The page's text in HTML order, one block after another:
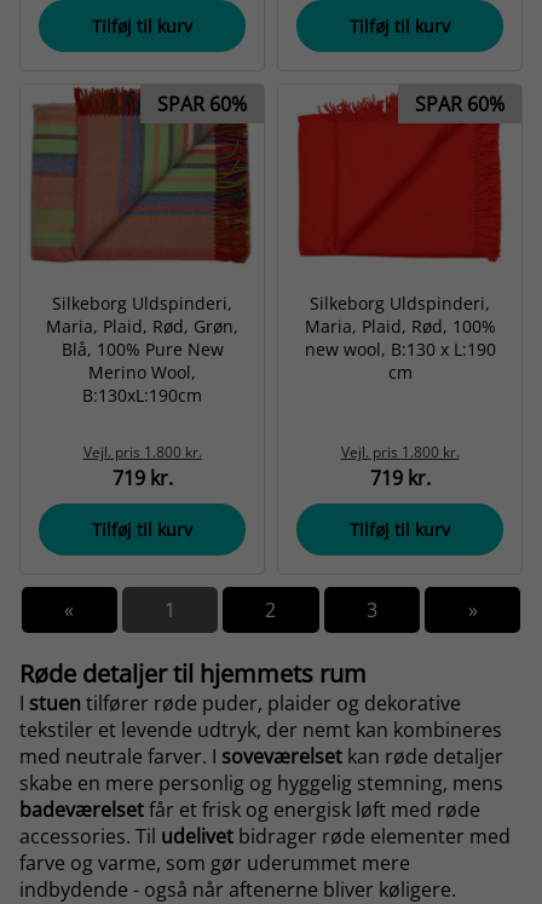
Tilføj til kurv Tilføj til kurv
SPAR 60%
Silkeborg Uldspinderi,
Maria, Plaid, Rød, Grøn,
Blå, 100% Pure New
Merino Wool,
B:130xL:190cm
Vejl. pris 1.800 kr.
719 kr.
Tilføj til kurv
SPAR 60%
Silkeborg Uldspinderi,
Maria, Plaid, Rød, 100%
new wool, B:130 x L:190
cm
Vejl. pris 1.800 kr.
719 kr.
Tilføj til kurv
« 1 2 3 »
Røde detaljer til hjemmets rum
I stuen tilfører røde puder, plaider og dekorative
tekstiler et levende udtryk, der nemt kan kombineres
med neutrale farver. I soveværelset kan røde detaljer
skabe en mere personlig og hyggelig stemning, mens
badeværelsetfår et frisk og energisk løft med røde
accessories. Til udelivet bidrager røde elementer med
farve og varme, som gør uderummet mere
indbydende - også når aftenerne bliver køligere.